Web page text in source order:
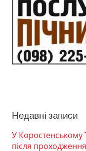
Недавні записи
У Коростенському
після